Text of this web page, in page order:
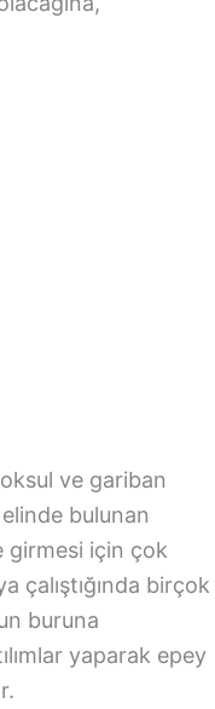
ve gariban
elinde bulunan
girmesi için çok
çalıştığında birçok
buruna
yaparak epey